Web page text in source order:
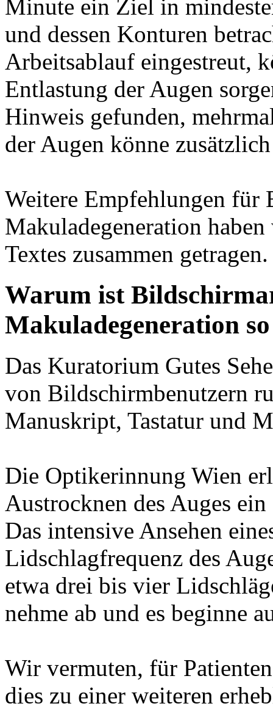
Minute ein Ziel in
und dessen Konturen
Arbeitsablauf eingestreut,
Entlastung der Augen
Hinweis gefunden,
der Augen könne
Weitere Empfehlungen für
Makuladegeneration
Textes zusammen getragen.
Warum ist
Makuladegeneration
Das Kuratorium Gutes
von Bildschirmbenutzern
Manuskript, Tastatur und
Die Optikerinnung Wien
Austrocknen des Auges
Das intensive Ansehen
Lidschlagfrequenz des
etwa drei bis vier
nehme ab und es beginne
Wir vermuten, für
dies zu einer weiteren